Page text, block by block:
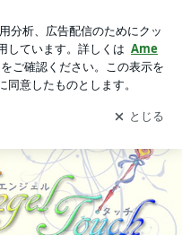
新通知
を受け取りまし
開く